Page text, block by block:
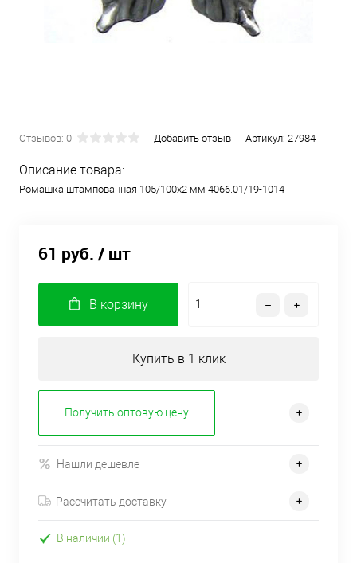
Отзывов: 0 Добавить отзыв Артикул: 27984
Описание товара:
Ромашка штампованная 105/100х2 мм 4066.01/19-1014
61 руб. / шт
В корзину
Купить в 1 клик
Получить оптовую цену
Нашли дешевле
Рассчитать доставку
В наличии (1)